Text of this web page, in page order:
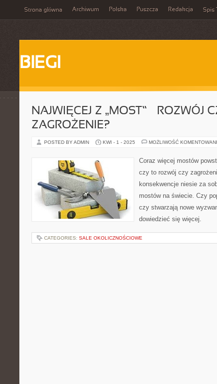
Strona główna Archiwum Polska Puszcza Redakcja Spis
BIEGI
NAJWIĘCEJ Z „MOST” – ROZWÓJ
ZAGROŻENIE?
POSTED BY ADMIN KWI - 1 - 2025 MOŻLIWOŚĆ
Coraz więcej mostów
czy to rozwój czy
konsekwencje niesie za
mostów na świecie. Czy
czy stwarzają nowe
dowiedzieć się więcej.
CATEGORIES: SALE OKOLICZNOŚCIOWE